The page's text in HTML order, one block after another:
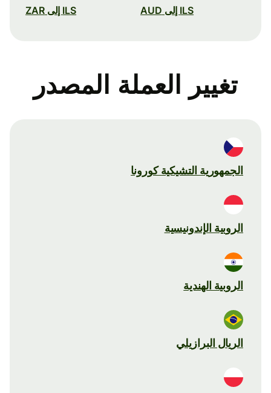
ILS إلى AUD ILS إلى ZAR
تغيير العملة المصدر
الجمهورية التشيكية كورونا
الروبية الإندونيسية
الروبية الهندية
الريال البرازيلي